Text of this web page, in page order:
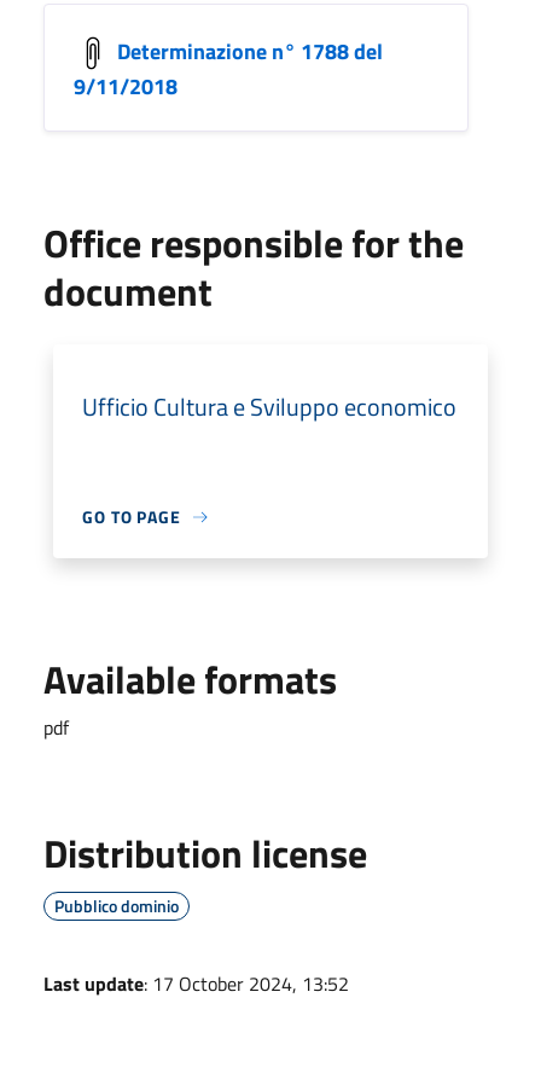
Determinazione n° 1788 del
9/11/2018
Office responsible for the
document
Ufficio Cultura e Sviluppo economico
GO TO PAGE
Available formats
pdf
Distribution license
Pubblico dominio
Last update: 17 October 2024, 13:52